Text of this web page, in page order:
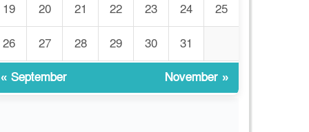
৮
এমপিওভুক্ত শিক্ষকদের
বদলি কার্যক্রম চালু
৯
গবেষণার আগে গবেষণার
ভিত্তি: বিশ্ববিদ্যালয় কি
প্রস্তুত?
19 20 21 22 23 24 25
26 27 28 29 30 31
« September November »